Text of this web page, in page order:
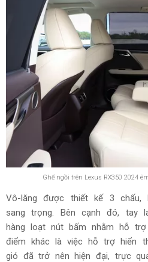
Ghế ngồi trên Lexus RX350 2024
Vô-lăng được thiết kế 3 chấu,
sang trọng. Bên cạnh đó, tay
hàng loạt nút bấm nhằm hỗ
điểm khác là việc hỗ trợ hiển
gió đã trở nên hiện đại, trực